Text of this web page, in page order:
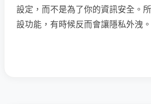
設定，而不是為了你的資訊安全。
設功能，有時候反而會讓隱私外洩。